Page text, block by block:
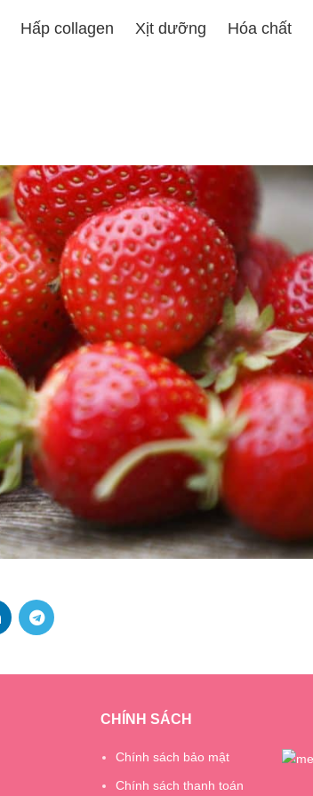
Hấp collagen Xịt dưỡng Hóa chất
CHÍNH SÁCH
Chính sách bảo mật
Chính sách thanh toán